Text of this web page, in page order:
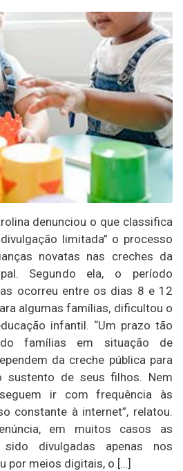
denunciou o que classifica
limitada” o processo
novatas nas creches da
Segundo ela, o período
ocorreu entre os dias 8 e 12
algumas famílias, dificultou o
infantil. “Um prazo tão
famílias em situação de
da creche pública para
sustento de seus filhos. Nem
ir com frequência às
constante à internet”, relatou.
em muitos casos as
divulgadas apenas nos
por meios digitais, o […]